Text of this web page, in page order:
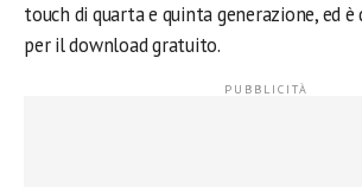
touch di quarta e quinta generazione, ed
per il download gratuito.